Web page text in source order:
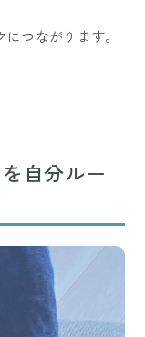
つながります。
自分ルー